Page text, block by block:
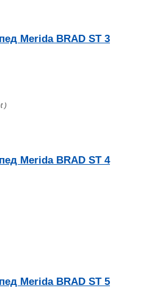
Merida BRAD ST 3
)
Merida BRAD ST 4
Merida BRAD ST 5